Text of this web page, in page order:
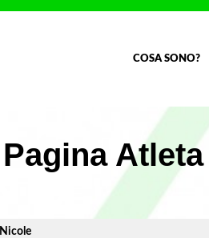
COSA SONO?
Pagina
Nicole